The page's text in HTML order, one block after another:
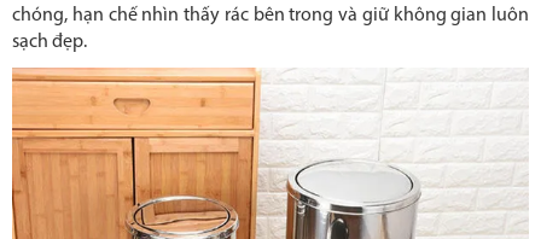
chóng, hạn chế nhìn thấy rác bên trong và giữ không gian luôn
sạch đẹp.